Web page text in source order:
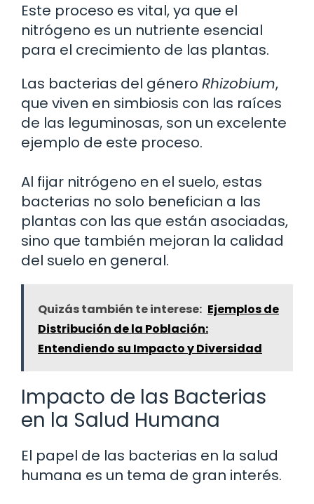
Este proceso es vital, ya que el
nitrógeno es un nutriente esencial
para el crecimiento de las plantas.
Las bacterias del género Rhizobium,
que viven en simbiosis con las raíces
de las leguminosas, son un excelente
ejemplo de este proceso.
Al fijar nitrógeno en el suelo, estas
bacterias no solo benefician a las
plantas con las que están asociadas,
sino que también mejoran la calidad
del suelo en general.
Quizás también te interese: Ejemplos de
Distribución de la Población:
Entendiendo su Impacto y Diversidad
Impacto de las Bacterias
en la Salud Humana
El papel de las bacterias en la salud
humana es un tema de gran interés.